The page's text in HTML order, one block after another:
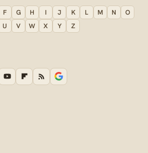
F G H I J K L M N
O
U V W X Y Z